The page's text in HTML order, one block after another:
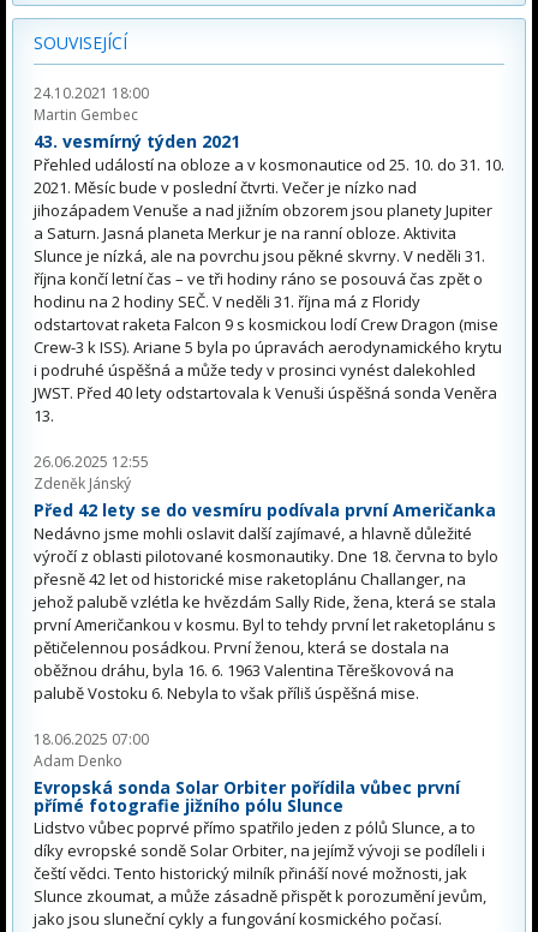
SOUVISEJÍCÍ
24.10.2021 18:00
Martin Gembec
43. vesmírný týden 2021
Přehled událostí na obloze a v kosmonautice od 25. 10. do 31. 10.
2021. Měsíc bude v poslední čtvrti. Večer je nízko nad
jihozápadem Venuše a nad jižním obzorem jsou planety Jupiter
a Saturn. Jasná planeta Merkur je na ranní obloze. Aktivita
Slunce je nízká, ale na povrchu jsou pěkné skvrny. V neděli 31.
října končí letní čas – ve tři hodiny ráno se posouvá čas zpět o
hodinu na 2 hodiny SEČ. V neděli 31. října má z Floridy
odstartovat raketa Falcon 9 s kosmickou lodí Crew Dragon (mise
Crew-3 k ISS). Ariane 5 byla po úpravách aerodynamického krytu
i podruhé úspěšná a může tedy v prosinci vynést dalekohled
JWST. Před 40 lety odstartovala k Venuši úspěšná sonda Veněra
13.
26.06.2025 12:55
Zdeněk Jánský
Před 42 lety se do vesmíru podívala první Američanka
Nedávno jsme mohli oslavit další zajímavé, a hlavně důležité
výročí z oblasti pilotované kosmonautiky. Dne 18. června to bylo
přesně 42 let od historické mise raketoplánu Challanger, na
jehož palubě vzlétla ke hvězdám Sally Ride, žena, která se stala
první Američankou v kosmu. Byl to tehdy první let raketoplánu s
pětičelennou posádkou. První ženou, která se dostala na
oběžnou dráhu, byla 16. 6. 1963 Valentina Těreškovová na
palubě Vostoku 6. Nebyla to však příliš úspěšná mise.
18.06.2025 07:00
Adam Denko
Evropská sonda Solar Orbiter pořídila vůbec první
přímé fotografie jižního pólu Slunce
Lidstvo vůbec poprvé přímo spatřilo jeden z pólů Slunce, a to
díky evropské sondě Solar Orbiter, na jejímž vývoji se podíleli i
čeští vědci. Tento historický milník přináší nové možnosti, jak
Slunce zkoumat, a může zásadně přispět k porozumění jevům,
jako jsou sluneční cykly a fungování kosmického počasí.